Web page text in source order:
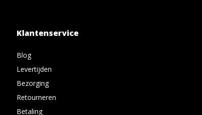
Klantenservice
Blog
Levertijden
Bezorging
Retourneren
Betaling